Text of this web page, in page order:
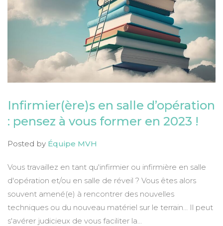
Infirmier(ère)s en salle d’opération
: pensez à vous former en 2023 !
Posted by Équipe MVH
Vous travaillez en tant qu'infirmier ou infirmière en salle
d'opération et/ou en salle de réveil ? Vous êtes alors
souvent amené(e) à rencontrer des nouvelles
techniques ou du nouveau matériel sur le terrain… Il peut
s'avérer judicieux de vous faciliter la...